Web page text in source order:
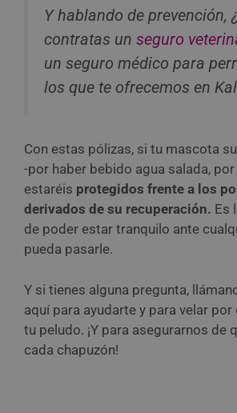
Y hablando de prevención,
contratas un seguro
un seguro médico para
los que te ofrecemos en
Con estas pólizas, si tu mascota
-por haber bebido agua salada,
estaréis protegidos frente a los
derivados de su recuperación. Es
de poder estar tranquilo ante
pueda pasarle.
Y si tienes alguna pregunta,
aquí para ayudarte y para velar
tu peludo. ¡Y para asegurarnos de
cada chapuzón!